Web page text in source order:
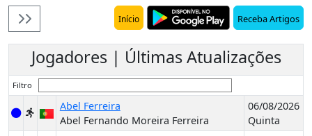
Receba Artigos
Início
Jogadores | Últimas Atualizações
Filtro
Abel Ferreira
Abel Fernando Moreira Ferreira
06/08/2026
Quinta